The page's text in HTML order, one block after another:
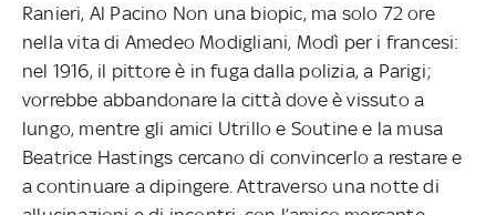
Ranieri, Al Pacino Non una biopic, ma solo 72 ore
nella vita di Amedeo Modigliani, Modì per i francesi:
nel 1916, il pittore è in fuga dalla polizia, a Parigi;
vorrebbe abbandonare la città dove è vissuto a
lungo, mentre gli amici Utrillo e Soutine e la musa
Beatrice Hastings cercano di convincerlo a restare e
a continuare a dipingere. Attraverso una notte di